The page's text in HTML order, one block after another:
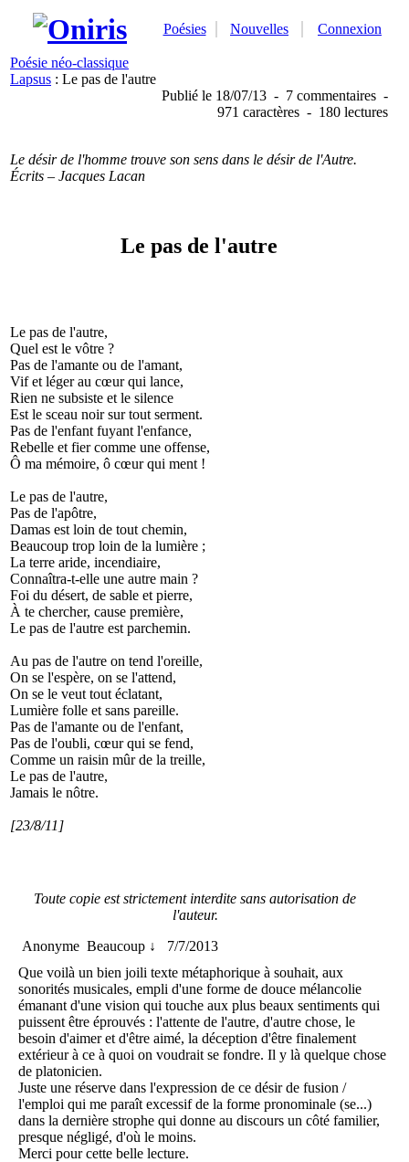
Poésies Nouvelles Connexion
Poésie néo-classique
Lapsus : Le pas de l'autre
Publié le 18/07/13 - 7 commentaires -
971 caractères - 180 lectures
Le désir de l'homme trouve son sens dans le désir de l'Autre.
Écrits – Jacques Lacan
Le pas de l'autre
Le pas de l'autre,
Quel est le vôtre ?
Pas de l'amante ou de l'amant,
Vif et léger au cœur qui lance,
Rien ne subsiste et le silence
Est le sceau noir sur tout serment.
Pas de l'enfant fuyant l'enfance,
Rebelle et fier comme une offense,
Ô ma mémoire, ô cœur qui ment !
Le pas de l'autre,
Pas de l'apôtre,
Damas est loin de tout chemin,
Beaucoup trop loin de la lumière ;
La terre aride, incendiaire,
Connaîtra-t-elle une autre main ?
Foi du désert, de sable et pierre,
À te chercher, cause première,
Le pas de l'autre est parchemin.
Au pas de l'autre on tend l'oreille,
On se l'espère, on se l'attend,
On se le veut tout éclatant,
Lumière folle et sans pareille.
Pas de l'amante ou de l'enfant,
Pas de l'oubli, cœur qui se fend,
Comme un raisin mûr de la treille,
Le pas de l'autre,
Jamais le nôtre.
[23/8/11]
Toute copie est strictement interdite sans autorisation de
l'auteur.
Anonyme Beaucoup ↓
7/7/2013
Que voilà un bien joili texte métaphorique à souhait, aux
sonorités musicales, empli d'une forme de douce mélancolie
émanant d'une vision qui touche aux plus beaux sentiments qui
puissent être éprouvés : l'attente de l'autre, d'autre chose, le
besoin d'aimer et d'être aimé, la déception d'être finalement
extérieur à ce à quoi on voudrait se fondre. Il y là quelque chose
de platonicien.
Juste une réserve dans l'expression de ce désir de fusion /
l'emploi qui me paraît excessif de la forme pronominale (se...)
dans la dernière strophe qui donne au discours un côté familier,
presque négligé, d'où le moins.
Merci pour cette belle lecture.